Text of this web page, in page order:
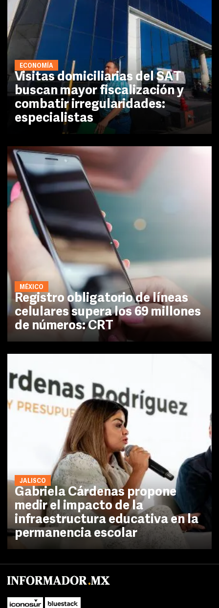
ECONOMÍA
Visitas domiciliarias del SAT
buscan mayor fiscalización y
combatir irregularidades:
especialistas
MÉXICO
Registro obligatorio de líneas
celulares supera los 69 millones
de números: CRT
JALISCO
Gabriela Cárdenas propone
medir el impacto de la
infraestructura educativa en la
permanencia escolar